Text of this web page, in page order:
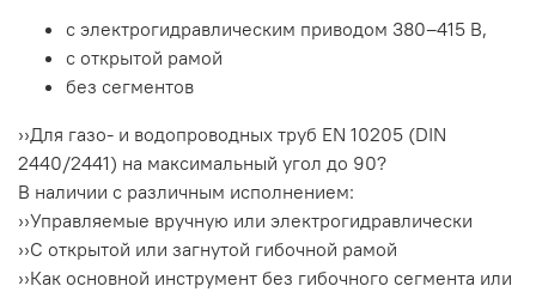
с электрогидравлическим приводом 380–415 B,
с открытой рамой
без сегментов
››Для газо- и водопроводных труб EN 10205 (DIN
2440/2441) на максимальный угол до 90?
В наличии с различным исполнением:
››Управляемые вручную или электрогидравлически
››С открытой или загнутой гибочной рамой
››Как основной инструмент без гибочного сегмента или